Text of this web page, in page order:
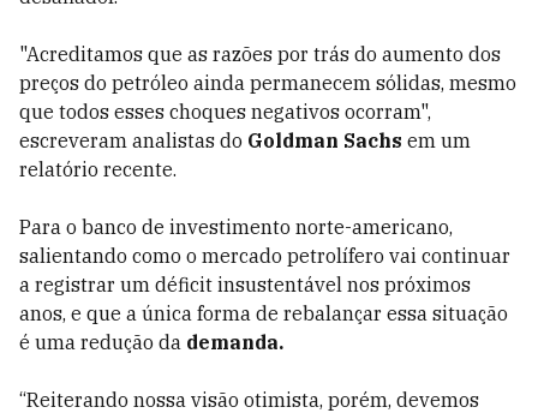
"Acreditamos que as razões por trás do aumento dos
preços do petróleo ainda permanecem sólidas, mesmo
que todos esses choques negativos ocorram",
escreveram analistas do Goldman Sachs em um
relatório recente.
Para o banco de investimento norte-americano,
salientando como o mercado petrolífero vai continuar
a registrar um déficit insustentável nos próximos
anos, e que a única forma de rebalançar essa situação
é uma redução da demanda.
“Reiterando nossa visão otimista, porém, devemos